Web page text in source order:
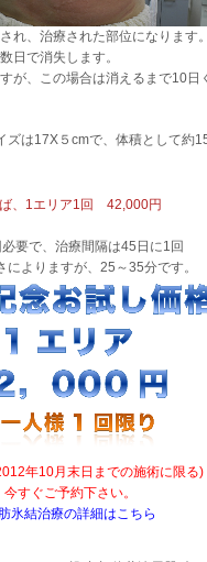
れ、治療された部位になります。
日で消失します。
が、この場合は消えるまで10日
は17X５cmで、体積として約
、1エリア1回 42,000円
要で、治療間隔は45日に1回
よりますが、25～35分です。
年10月末日までの施術に限る)
今すぐご予約下さい。
氷結治療の詳細はこちら